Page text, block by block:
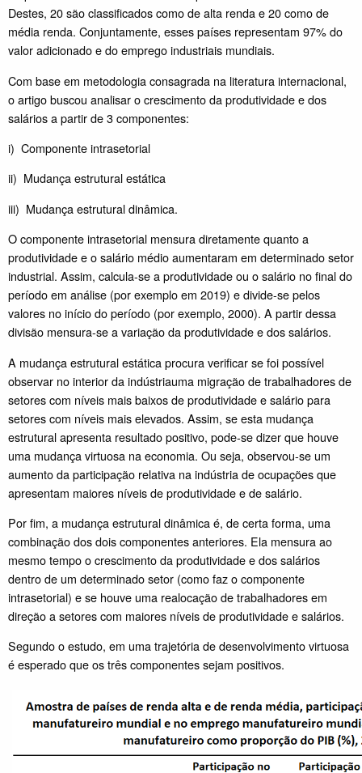
Destes, 20 são classificados como de alta renda e 20 como de
média renda. Conjuntamente, esses países representam 97% do
valor adicionado e do emprego industriais mundiais.
Com base em metodologia consagrada na literatura internacional,
o artigo buscou analisar o crescimento da produtividade e dos
salários a partir de 3 componentes:
i) Componente intrasetorial
ii) Mudança estrutural estática
iii) Mudança estrutural dinâmica.
O componente intrasetorial mensura diretamente quanto a
produtividade e o salário médio aumentaram em determinado setor
industrial. Assim, calcula-se a produtividade ou o salário no final do
período em análise (por exemplo em 2019) e divide-se pelos
valores no início do período (por exemplo, 2000). A partir dessa
divisão mensura-se a variação da produtividade e dos salários.
A mudança estrutural estática procura verificar se foi possível
observar no interior da indústriauma migração de trabalhadores de
setores com níveis mais baixos de produtividade e salário para
setores com níveis mais elevados. Assim, se esta mudança
estrutural apresenta resultado positivo, pode-se dizer que houve
uma mudança virtuosa na economia. Ou seja, observou-se um
aumento da participação relativa na indústria de ocupações que
apresentam maiores níveis de produtividade e de salário.
Por fim, a mudança estrutural dinâmica é, de certa forma, uma
combinação dos dois componentes anteriores. Ela mensura ao
mesmo tempo o crescimento da produtividade e dos salários
dentro de um determinado setor (como faz o componente
intrasetorial) e se houve uma realocação de trabalhadores em
direção a setores com maiores níveis de produtividade e salários.
Segundo o estudo, em uma trajetória de desenvolvimento virtuosa
é esperado que os três componentes sejam positivos.